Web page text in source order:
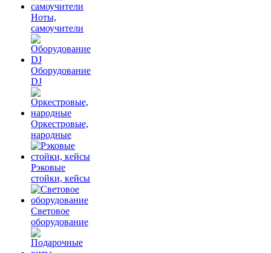
Ноты,
самоучители
Оборудование
DJ
Оркестровые,
народные
Рэковые
стойки, кейсы
Световое
оборудование